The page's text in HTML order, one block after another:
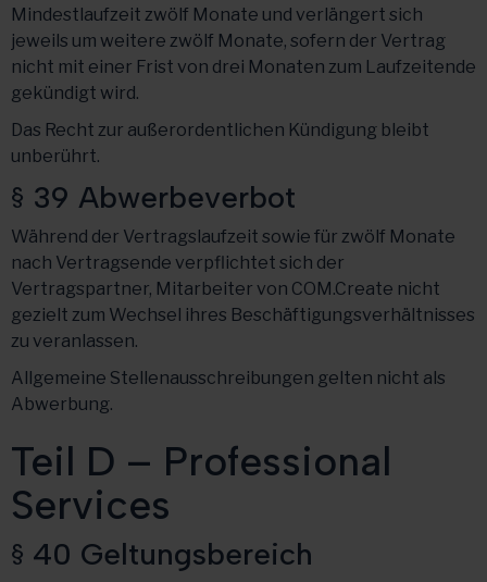
Mindestlaufzeit zwölf Monate und verlängert sich
jeweils um weitere zwölf Monate, sofern der Vertrag
nicht mit einer Frist von drei Monaten zum Laufzeitende
gekündigt wird.
Das Recht zur außerordentlichen Kündigung bleibt
unberührt.
§ 39 Abwerbeverbot
Während der Vertragslaufzeit sowie für zwölf Monate
nach Vertragsende verpflichtet sich der
Vertragspartner, Mitarbeiter von COM.Create nicht
gezielt zum Wechsel ihres Beschäftigungsverhältnisses
zu veranlassen.
Allgemeine Stellenausschreibungen gelten nicht als
Abwerbung.
Teil D – Professional
Services
§ 40 Geltungsbereich